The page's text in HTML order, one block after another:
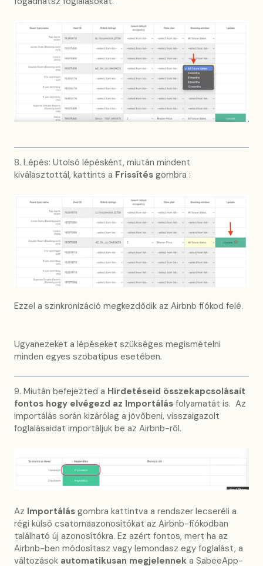
8. Lépés: Utolsó lépésként, miután mindent
kiválasztottál, kattints a Frissítés gombra :
Ezzel a szinkronizáció megkezdődik az Airbnb fiókod felé.
Ugyanezeket a lépéseket szükséges megismételni
minden egyes szobatípus esetében.
9. Miután befejezted a Hirdetéseid összekapcsolásait
fontos hogy elvégezd az Importálás folyamatát is. Az
importálás során kizárólag a jövőbeni, visszaigazolt
foglalásaidat importáljuk be az Airbnb-ről.
Az Importálás gombra kattintva a rendszer lecseréli a
régi külső csatornaazonosítókat az Airbnb-fiókodban
található új azonosítókra. Ez azért fontos, mert ha az
Airbnb-ben módosítasz vagy lemondasz egy foglalást, a
változások automatikusan megjelennek a SabeeApp-